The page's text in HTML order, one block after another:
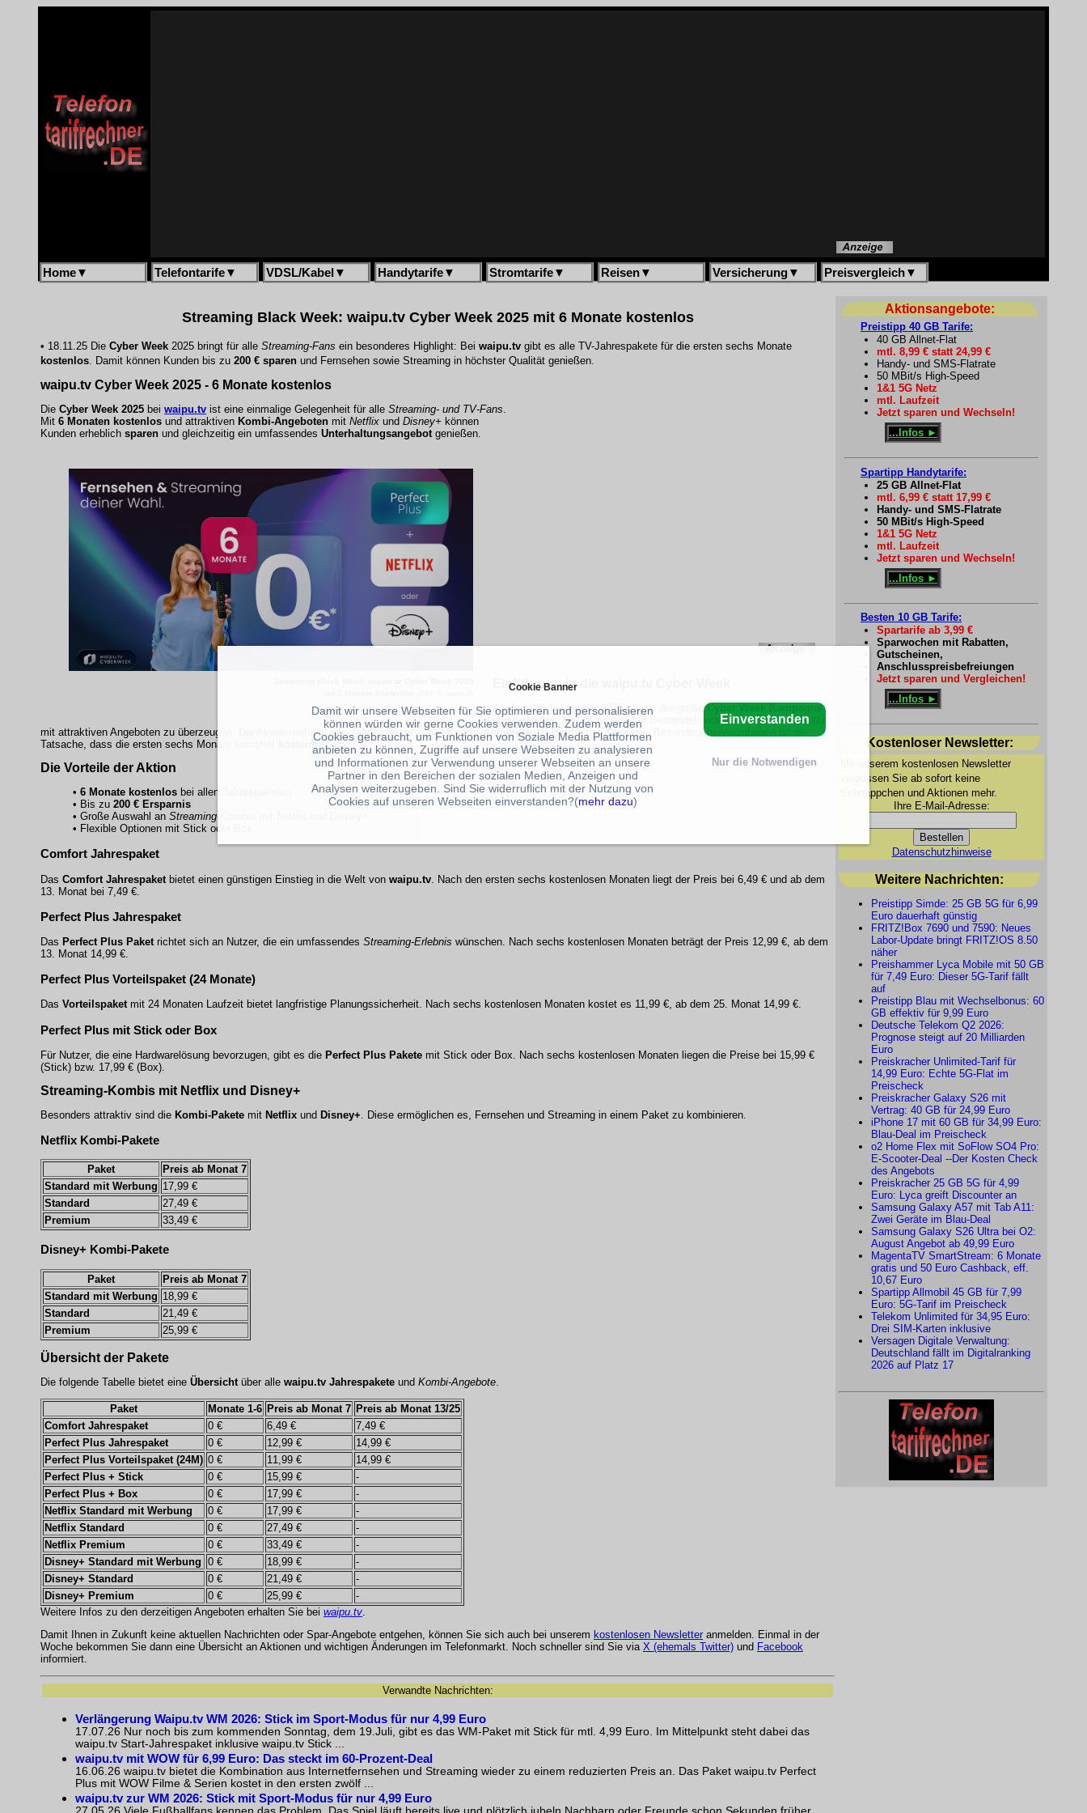
Home▼ Telefontarife▼ VDSL/Kabel ▼ Handytarife▼ Stromtarife▼ Reisen▼ Versicherung▼ Preisvergleich▼
Streaming Black Week: waipu.tv Cyber Week 2025 mit 6 Monate kostenlos
• 18.11.25 Die Cyber Week 2025 bringt für alle Streaming-Fans ein besonderes Highlight: Bei waipu.tv gibt es alle TV-Jahrespakete für die ersten sechs Monate
kostenlos. Damit können Kunden bis zu 200 € sparen und Fernsehen sowie Streaming in höchster Qualität genießen.
waipu.tv Cyber Week 2025 - 6 Monate kostenlos
Die Cyber Week 2025 bei waipu.tv ist eine einmalige Gelegenheit für alle Streaming- und TV-Fans.
Mit 6 Monaten kostenlos und attraktiven Kombi-Angeboten mit Netflix und Disney+ können
Kunden erheblich sparen und gleichzeitig ein umfassendes Unterhaltungsangebotgenießen.
Einführung in die waipu.tv Cyber Week
Ab dem 18. November 2025 startet die großeCyber Week Kampagne
vonwaipu.tv. Ziel ist es, sowohl Bestandskunden als auch neue Nutzer
mit attraktiven Angeboten zu überzeugen. Die Aktion umfasst alleJahrespakete sowie Kombi-AngebotemitNetflixundDisney+. Besonders hervorzuheben ist die
Tatsache, dass die ersten sechs Monate komplett
kostenfreisind.
Die Vorteile der Aktion
• 6 Monate kostenlos bei allen Jahrespaketen
• Bis zu 200 € Ersparnis
• Große Auswahl an Streaming-Kombis
• Flexible Optionen mit Stick oder Box
Comfort Jahrespaket
Das Comfort Jahrespaket bietet einen günstigen Einstieg in die Welt von waipu.tv . Nach den ersten sechs kostenlosen Monaten liegt der Preis bei 6,49 € und ab dem
13. Monat bei 7,49 €.
Perfect Plus Jahrespaket
Das Perfect Plus Paketrichtet sich an Nutzer, die ein umfassendes Streaming-Erlebnis wünschen. Nach sechs kostenlosen Monaten beträgt der Preis 12,99 €, ab dem
13. Monat 14,99 €.
Perfect Plus Vorteilspaket (24 Monate)
Das Vorteilspaketmit 24 Monaten Laufzeit bietet langfristige Planungssicherheit. Nach sechs kostenlosen Monaten kostet es 11,99 €, ab dem 25. Monat 14,99 €.
Perfect Plus mit Stick oder Box
Für Nutzer, die eine Hardwarelösung bevorzugen, gibt es die Perfect Plus Pakete mit Stick oder Box. Nach sechs kostenlosen Monaten liegen die Preise bei 15,99 €
(Stick) bzw. 17,99 € (Box).
Streaming-Kombis mit Netflix und Disney+
Besonders attraktiv sind die Kombi-Pakete mit Netflix und Disney+ . Diese ermöglichen es, Fernsehen und Streaming in einem Paket zu kombinieren.
Netflix Kombi-Pakete
Paket
Preis ab Monat 7
Standard mit Werbung 17,99 €
Standard
27,49 €
Premium
33,49 €
Disney+ Kombi-Pakete
Paket
Preis ab Monat 7
Standard mit Werbung 18,99 €
Standard
21,49 €
Premium
25,99 €
Übersicht der Pakete
Die folgende Tabelle bietet eine Übersicht über alle waipu.tv Jahrespakete und Kombi-Angebote
Paket Monate 1-6 Preis ab Monat 7 Preis ab Monat 13/25
Comfort Jahrespaket
0 € 6,49 €
7,49 €
Perfect Plus Jahrespaket
0 € 12,99 €
14,99 €
Perfect Plus Vorteilspaket (24M) 0 € 11,99 €
14,99 €
Perfect Plus + Stick
0 € 15,99 €
-
Perfect Plus + Box
0 € 17,99 €
-
Netflix Standard mit Werbung
0 € 17,99 €
-
Netflix Standard
0 € 27,49 €
-
Netflix Premium
0 € 33,49 €
-
Disney+ Standard mit Werbung 0 € 18,99 €
-
Disney+ Standard
0 € 21,49 €
-
Disney+ Premium
0 € 25,99 €
-
Weitere Infos zu den derzeitigen Angeboten erhalten Sie bei waipu.tv
Damit Ihnen in Zukunft keine aktuellen Nachrichten oder Spar-Angebote entgehen, können Sie sich auch bei unserem kostenlosen Newsletter anmelden. Einmal in der
Woche bekommen Sie dann eine Übersicht an Aktionen und wichtigen Änderungen im Telefonmarkt. Noch schneller sind Sie via X (ehemals Twitter) und Facebook
informiert.
Verwandte Nachrichten:
Verlängerung Waipu.tv WM 2026: Stick im Sport-Modus für nur 4,99 Euro
17.07.26 Nur noch bis zum kommenden Sonntag, dem 19.Juli, gibt es das WM-Paket mit Stick für mtl. 4,99 Euro. Im Mittelpunkt steht dabei das
waipu.tv Start-Jahrespaket inklusive waipu.tv Stick ...
waipu.tv mit WOW für 6,99 Euro: Das steckt im 60-Prozent-Deal
16.06.26 waipu.tv bietet die Kombination aus Internetfernsehen und Streaming wieder zu einem reduzierten Preis an. Das Paket waipu.tv Perfect
Plus mit WOW Filme & Serien kostet in den ersten zwölf ...
waipu.tv zur WM 2026: Stick mit Sport-Modus für nur 4,99 Euro
Aktionsangebote:
Preistipp 40 GB Tarife:
40 GB Allnet-Flat
mtl. 8,99 € statt 24,99 €
Handy- und SMS-Flatrate
50 MBit/s High-Speed
1&1 5G Netz
mtl. Laufzeit
Jetzt sparen und Wechseln!
...Infos ►
Spartipp Handytarife:
25 GB Allnet-Flat
mtl. 6,99 € statt 17,99 €
Handy- und SMS-Flatrate
50 MBit/s High-Speed
1&1 5G Netz
mtl. Laufzeit
Jetzt sparen und Wechseln!
...Infos ►
Besten 10 GB Tarife:
Spartarife ab 3,99 €
Sparwochen mit Rabatten,
Gutscheinen,
Anschlusspreisbefreiungen
Jetzt sparen und Vergleichen!
...Infos ►
Kostenloser Newsletter:
Mit unserem kostenlosen Newsletter
verpassen Sie ab sofort keine
Schnäppchen und Aktionen mehr.
Ihre E-Mail-Adresse:
Datenschutzhinweise
Weitere Nachrichten:
Preistipp Simde: 25 GB 5G für 6,99
Euro dauerhaft günstig
FRITZ!Box 7690 und 7590: Neues
Labor-Update bringt FRITZ!OS 8.50
näher
Preishammer Lyca Mobile mit 50 GB
für 7,49 Euro: Dieser 5G-Tarif fällt
auf
Preistipp Blau mit Wechselbonus: 60
GB effektiv für 9,99 Euro
Deutsche Telekom Q2 2026:
Prognose steigt auf 20 Milliarden
Euro
Preiskracher Unlimited-Tarif für
14,99 Euro: Echte 5G-Flat im
Preischeck
Preiskracher Galaxy S26 mit
Vertrag: 40 GB für 24,99 Euro
iPhone 17 mit 60 GB für 34,99 Euro:
Blau-Deal im Preischeck
o2 Home Flex mit SoFlow SO4 Pro:
E-Scooter-Deal --Der Kosten Check
des Angebots
Preiskracher 25 GB 5G für 4,99
Euro: Lyca greift Discounter an
Samsung Galaxy A57 mit Tab A11:
Zwei Geräte im Blau-Deal
Samsung Galaxy S26 Ultra bei O2:
August Angebot ab 49,99 Euro
MagentaTV SmartStream: 6 Monate
gratis und 50 Euro Cashback, eff.
10,67 Euro
Spartipp Allmobil 45 GB für 7,99
Euro: 5G-Tarif im Preischeck
Telekom Unlimited für 34,95 Euro:
Drei SIM-Karten inklusive
Versagen Digitale Verwaltung:
Deutschland fällt im Digitalranking
2026 auf Platz 17
Cookie Banner
Damit wir unsere Webseiten für Sie optimieren und personalisieren
können würden wir gerne Cookies verwenden. Zudem werden
Cookies gebraucht, um Funktionen von Soziale Media Plattformen
anbieten zu können, Zugriffe auf unsere Webseiten zu analysieren
und Informationen zur Verwendung unserer Webseiten an unsere
Partner in den Bereichen der sozialen Medien, Anzeigen und
Analysen weiterzugeben. Sind Sie widerruflich mit der Nutzung von
Cookies auf unseren Webseiten einverstanden?(mehr dazu)
Einverstanden
Nur die Notwendigen